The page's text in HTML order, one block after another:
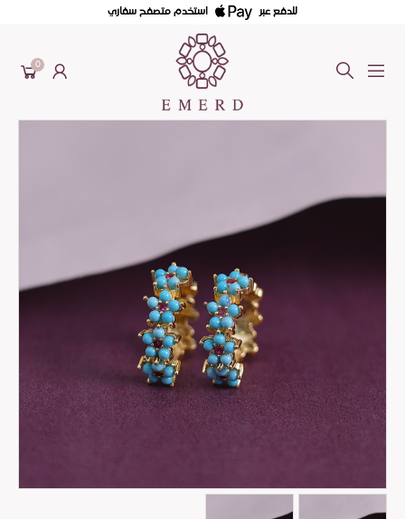
للدفع عبر استخدم متصفح سفاري
0